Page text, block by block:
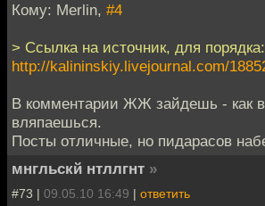
Кому: Merlin, #4
> Ссылка на источник, для порядка:
http://kalininskiy.livejournal.com/
В комментарии ЖЖ зайдешь - как в
вляпаешься.
Посты отличные, но пидарасов
мнгльскй нтллгнт »
#73 | 09.05.10 16:49 | ответить